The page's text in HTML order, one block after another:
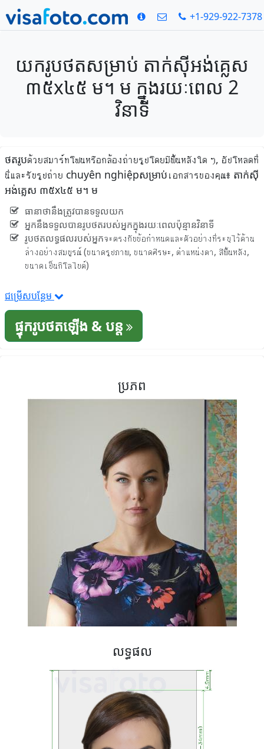
+1-929-922-7378
យករូបថតសម្រាប់ តាក់ស៊ីអង់គ្លេស
៣៥x៤៥ ម។ ម ក្នុងរយៈពេល 2
វិនាទី
ថតរូបด้วยสมาร์ทโฟนหรือกล้องถ่ายรูปโดยมีพื้นหลังใด ๆ, อัปโหลดที่
นี่และรับรูปถ่าย chuyên nghiệpសម្រាប់เอกสารของคุณ៖ តាក់ស៊ី
អង់គ្លេស ៣៥x៤៥ ម។ ម
ធានាថានឹងត្រូវបានទទួលយក
អ្នកនឹងទទួលបានរូបថតរបស់អ្នកក្នុងរយៈពេលប៉ុន្មានវិនាទី
រូបថតលទ្ធផលរបស់អ្នកจะตรงกับข้อกำหนดและตัวอย่างที่ระบุไว้ด้าน
ล่างอย่างสมบูรณ์ (ขนาดรูปภาพ, ขนาดศีรษะ, ตำแหน่งตา, สีพื้นหลัง,
ขนาดเป็นกิโลไบต์)
ជម្រើសបន្ថែម
ផ្ទុករូបថតឡើង & បន្ត
ប្រភព
លទ្ធផល